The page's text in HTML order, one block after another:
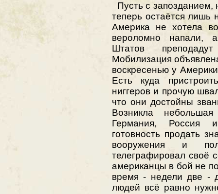
Пусть с запозданием,
теперь остаётся лишь
Америка не хотела
вероломно напали,
Штатов
Мобилизация
воскресенью у
Есть куда
ниггеров и прочую
что они достойны
Возникла
Германия, Россия
готовность продать
вооружения и
телеграфировал своё
американцы в бой не
время - недели две -
людей всё равно